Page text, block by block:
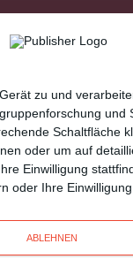
zu und
und
oder um auf
Einwilligung
Ihre
ABLEHNEN
tarjetas virtuales